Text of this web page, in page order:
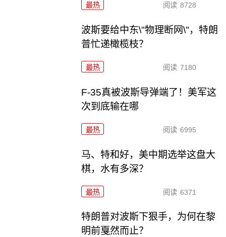
最热 阅读 8728
波斯要给中东\"物理断网\"，特朗
普忙递橄榄枝？
最热 阅读 7180
F-35真被波斯导弹端了！美军这
次到底输在哪
最热 阅读 6995
马、特和好，美中期选举这盘大
棋，水有多深？
最热 阅读 6371
特朗普对波斯下狠手，为何在黎
明前戛然而止？